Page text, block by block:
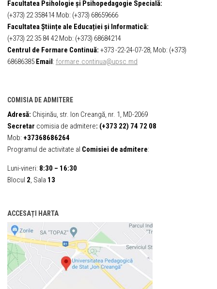
Facultatea Psihologie și Psihopedagogie Specială:
(+373) 22 358414 Mob: (+373) 68659666
Facultatea Științe ale Educației și Informatică:
(+373) 22 35 84 42 Mob: (+373) 68684214
Centrul de Formare Continuă: +373 -22-24-07-28, Mob: (+373)
68686385 Email : formare.continua@upsc.md
COMISIA DE ADMITERE
Adresă: Chișinău, str. Ion Creangă, nr. 1, MD-2069
Secretar comisia de admitere: (+373 22) 74 72 08
Mob: +37368686264
Programul de activitate al Comisiei de admitere:
Luni-vineri: 8:30 – 16:30
Blocul 2, Sala 13
ACCESAȚI HARTA